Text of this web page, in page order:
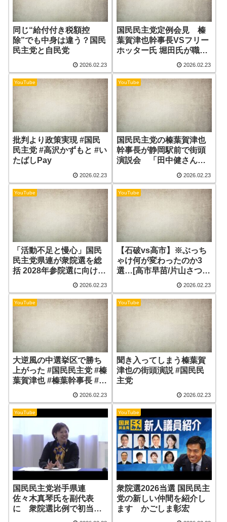
同じ“給付付き税額控
除”でも中身は違う？国民
民主党と自民党
2026.02.23
国民民主党定例会見 榛
葉賀津也幹事長VSフリー
ホッター氏 堀田氏が職員
2026.02.23
YouTube
批判より政策実現 #国民
民主党 #高沢かずもと #い
たばしPay
2026.02.23
YouTube
国民民主党の榛葉賀津也
幹事長が静岡駅前で街頭
演説会 「田中健さんは
2026.02.23
YouTube
「活動不足と慢心」国民
民主党県連が衆院選を総
括 2028年参院選に向け独
自候補擁立へ=静岡
2026.02.23
YouTube
【石破vs高市】※ぶっち
ゃけ何が変わったのか3
選…[高市早苗/片山さつ
き/小野田紀美/小泉進次
郎/自民党/日本保守党/参
政党/国民民主党/石破茂/
2026.02.23
YouTube
大逆風の中選挙区で勝ち
上がった #国民民主党 #榛
葉賀津也 #榛葉幹事長 #玉
2026.02.23
YouTube
聞き入ってしまう榛葉賀
津也の街頭演説 #国民民
主党
2026.02.23
YouTube
国民民主党岩手県連
佐々木真琴氏を副代表
に 衆院選比例で初当選
YouTube
衆院選2026当選 国民民主
党の新しい仲間を紹介し
ます かごしま彰宏